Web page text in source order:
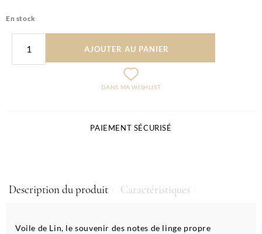
En stock
AJOUTER AU PANIER
DANS MA WISHLIST
PAIEMENT SÉCURISÉ
Description du produit Caractéristiques
Voile de Lin, le souvenir des notes de linge propre